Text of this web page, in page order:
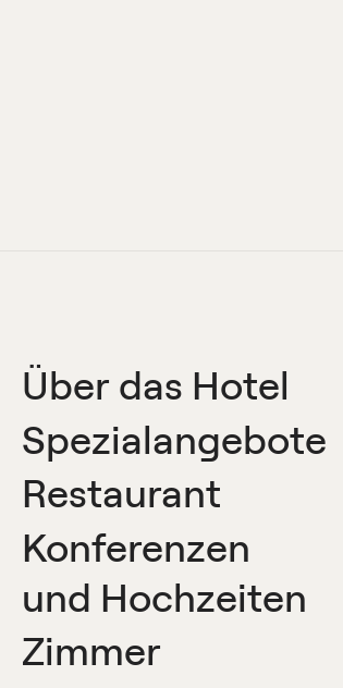
Über das Hotel
Spezialangebote
Restaurant
Konferenzen
und Hochzeiten
Zimmer